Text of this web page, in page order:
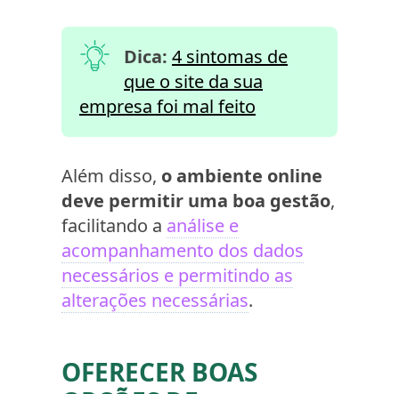
Dica: 4 sintomas de
que o site da sua
empresa foi mal feito
Além disso, o ambiente online
deve permitir uma boa gestão,
facilitando a análise e
acompanhamento dos dados
necessários e permitindo as
alterações necessárias.
OFERECER BOAS